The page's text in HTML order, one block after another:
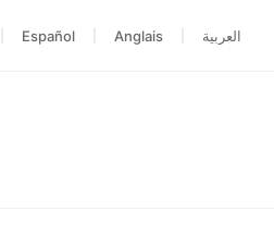
Español Anglais العربية